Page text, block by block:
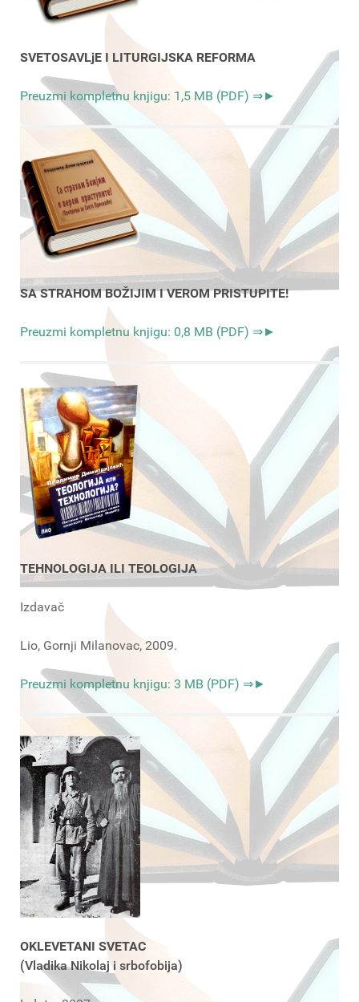
SVETOSAVLjE I LITURGIJSKA REFORMA
Preuzmi kompletnu knjigu: 1,5 MB (PDF) ⇒►
SA STRAHOM BOŽIJIM I VEROM PRISTUPITE!
Preuzmi kompletnu knjigu: 0,8 MB (PDF) ⇒►
TEHNOLOGIJA ILI TEOLOGIJA
Izdavač
Lio, Gornji Milanovac, 2009.
Preuzmi kompletnu knjigu: 3 MB (PDF) ⇒►
OKLEVETANI SVETAC
(Vladika Nikolaj i srbofobija)